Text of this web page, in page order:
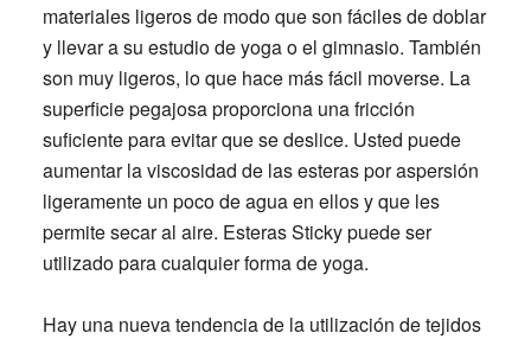
materiales ligeros de modo que son fáciles de doblar
y llevar a su estudio de yoga o el gimnasio. También
son muy ligeros, lo que hace más fácil moverse. La
superficie pegajosa proporciona una fricción
suficiente para evitar que se deslice. Usted puede
aumentar la viscosidad de las esteras por aspersión
ligeramente un poco de agua en ellos y que les
permite secar al aire. Esteras Sticky puede ser
utilizado para cualquier forma de yoga.
Hay una nueva tendencia de la utilización de tejidos